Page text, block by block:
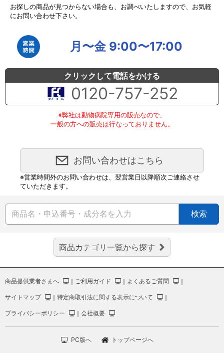
お探しの商品が見つからない場合も、お調べいたしますので、お気軽
にお問い合わせ下さい。
月〜金 9:00〜17:00
クリックして電話をかける
0120-757-252
※弊社は動物病院専用の販売なので、
一般の方への販売は行なっておりません。
お問い合わせはこちら
※営業時間外のお問い合わせは、翌営業日以降順次ご連絡させ
ていただきます。
検索
商品カテゴリ一覧から探す
商品提供業者さまへ ｜ ご利用ガイド ｜ よくあるご質問 ｜
サイトマップ ｜ 特定商取引法に関する表示について ｜
プライバシーポリシー ｜ 会社概要
PC版へ トップページへ